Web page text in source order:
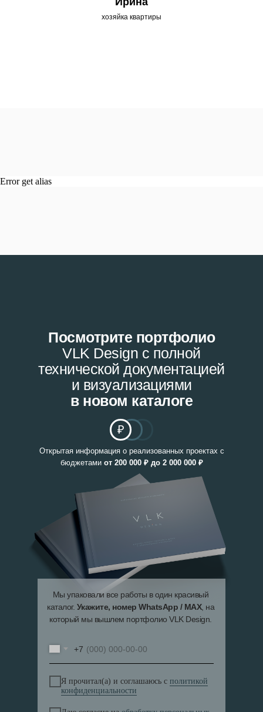
хозяйка квартиры
Error get alias
Посмотрите портфолио
VLK Design с полной
технической документацией
и визуализациями
в новом каталоге
₽
Открытая информация о реализованных проектах с
бюджетами от 200 000 ₽ до 2 000 000 ₽
Мы упаковали все работы в один красивый
каталог. Укажите, номер WhatsApp / MAX, на
который мы вышлем портфолио VLK Design.
+7
Я прочитал(а) и соглашаюсь с политикой
конфиденциальности